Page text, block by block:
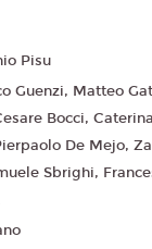
Pisu
Guenzi, Matteo
Bocci, Caterina
De Mejo,
Sbrighi,